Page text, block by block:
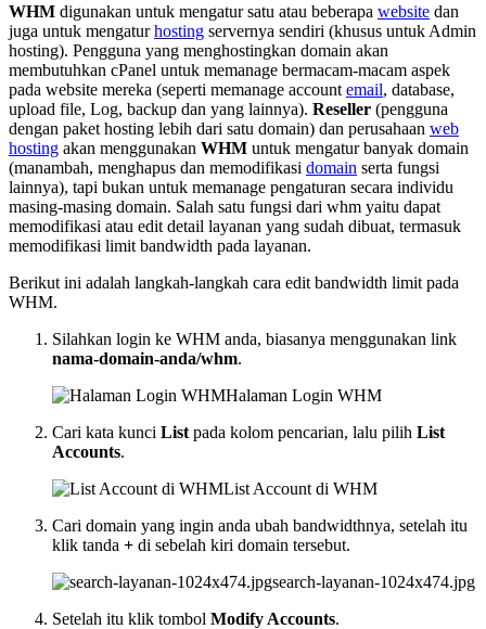
WHM digunakan untuk mengatur satu atau beberapa website dan
juga untuk mengaturhosting servernya sendiri (khusus untuk Admin
hosting). Pengguna yang menghostingkan domain akan
membutuhkan cPanel untuk memanage bermacam-macam aspek
pada website mereka (seperti memanage account email, database,
upload file, Log, backup dan yang lainnya). Reseller (pengguna
dengan paket hosting lebih dari satu domain) dan perusahaan web
hosting akan menggunakan WHM untuk mengatur banyak domain
(manambah, menghapus dan memodifikasi domain serta fungsi
lainnya), tapi bukan untuk memanage pengaturan secara individu
masing-masing domain. Salah satu fungsi dari whm yaitu dapat
memodifikasi atau edit detail layanan yang sudah dibuat, termasuk
memodifikasi limit bandwidth pada layanan.
Berikut ini adalah langkah-langkah cara edit bandwidth limit pada
WHM.
Silahkan login ke WHM anda, biasanya menggunakan link
nama-domain-anda/whm.
Halaman Login WHM
Cari kata kunci List pada kolom pencarian, lalu pilih List
Accounts.
List Account di WHM
Cari domain yang ingin anda ubah bandwidthnya, setelah itu
klik tanda + di sebelah kiri domain tersebut.
search-layanan-1024x474.jpg
Setelah itu klik tombol Modify Accounts.